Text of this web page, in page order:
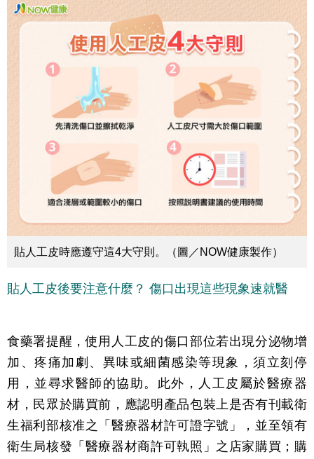
貼人工皮時應遵守這4大守則。（圖／NOW健康製作）
貼人工皮後要注意什麼？ 傷口出現這些現象速就醫
食藥署提醒，使用人工皮的傷口部位若出現分泌物增
加、疼痛加劇、異味或細菌感染等現象，須立刻停
用，並尋求醫師的協助。此外，人工皮屬於醫療器
材，民眾於購買前，應認明產品包裝上是否有刊載衛
生福利部核准之「醫療器材許可證字號」，並至領有
衛生局核發「醫療器材商許可執照」之店家購買；購